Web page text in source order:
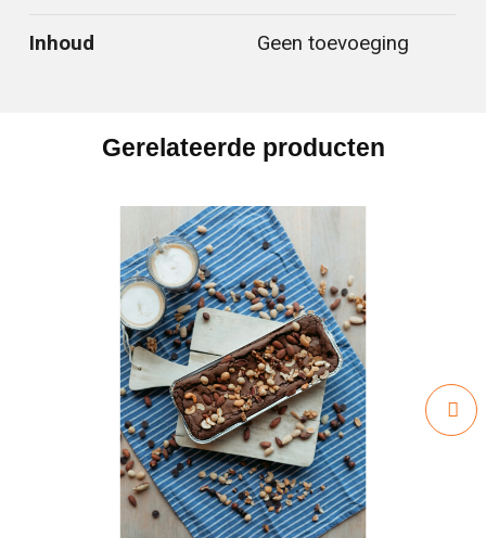
Inhoud Geen toevoeging
Gerelateerde producten